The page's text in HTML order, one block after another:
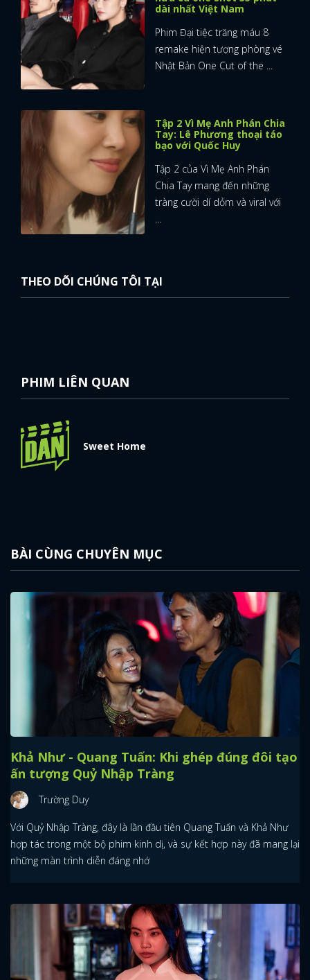
dài nhất Việt Nam
Phim Đại tiệc trăng máu 8
remake hiện tượng phòng vé
Nhật Bản One Cut of the ...
Tập 2 Vì Mẹ Anh Phán Chia
Tay: Lê Phương thoại táo
bạo với Quốc Huy
Tập 2 của Vì Mẹ Anh Phán
Chia Tay mang đến những
tràng cười dí dỏm và viral với
THEO DÕI CHÚNG TÔI TẠI
PHIM LIÊN QUAN
Sweet Home
BÀI CÙNG CHUYÊN MỤC
Khả Như - Quang Tuấn: Khi ghép đúng đôi tạo
ấn tượng Quỷ Nhập Tràng
Trường Duy
Với Quỷ Nhập Tràng, đây là lần đầu tiên Quang Tuấn và Khả Như
hợp tác trong một bộ phim kinh dị, và sự kết hợp này đã mang lại
những màn trình diễn đáng nhớ